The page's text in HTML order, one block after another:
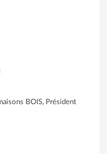
BOIS, Président